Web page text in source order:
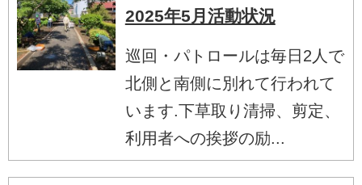
2025年5月活動状況
巡回・パトロールは毎日2人で
北側と南側に別れて行われて
います.下草取り清掃、剪定、
利用者への挨拶の励...